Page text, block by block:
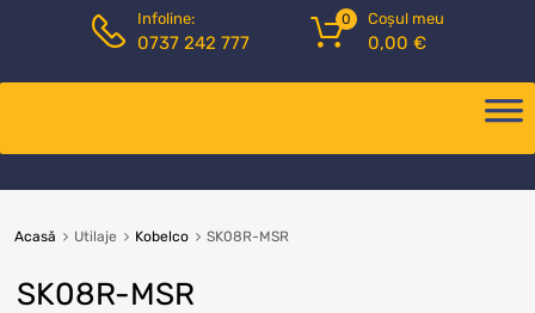
Infoline:
0737 242 777
Coșul meu
0,00 €
0
Acasă Utilaje Kobelco SK08R-MSR
SK08R-MSR